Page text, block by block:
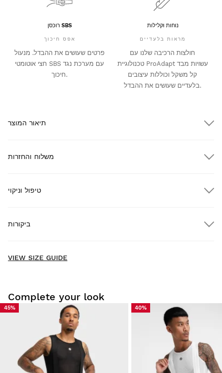
רוכסן SBS
אפס חיכוך
פרטים שעושים את ההבדל. מנעול
חצי אוטומטי SBS עם מערכת נגד
חיכוך.
נוחות וקלילות
מראות בלעדיים
חולצות הרכיבה שלנו עם
טכנולוגיית ProAdapt עשויות מבד
קל משקל וכוללות עיצובים
בלעדיים שעושים את ההבדל.
תיאור המוצר
משלוח והחזרות
משלוח עד הבית חינם
נסו את המוצרים שלנו בנוחות בבית. יש לכם 30 ימים ממועד המסירה
מחשבון המשתמש שלך, תוכל להחזיר בקלות ובמהירות מוצר
טיפול וניקוי
ביקורות
VIEW SIZE GUIDE
Complete your look
45% 40%